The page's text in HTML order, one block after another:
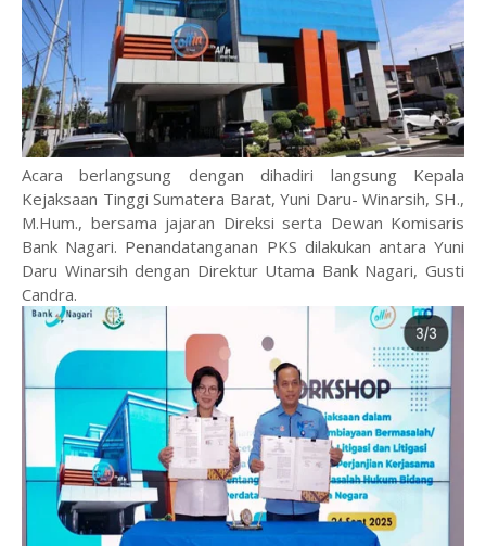
‎Acara berlangsung dengan dihadiri langsung Kepala
Kejaksaan Tinggi Sumatera Barat, Yuni Daru- Winarsih, SH.,
M.Hum., bersama jajaran Direksi serta Dewan Komisaris
Bank Nagari. Penandatanganan PKS dilakukan antara Yuni
Daru Winarsih dengan Direktur Utama Bank Nagari, Gusti
Candra.